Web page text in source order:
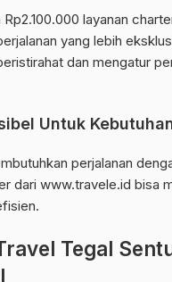
layanan
yang lebih
dan mengatur
Untuk
perjalanan
dari www.travele.id bisa
Tegal